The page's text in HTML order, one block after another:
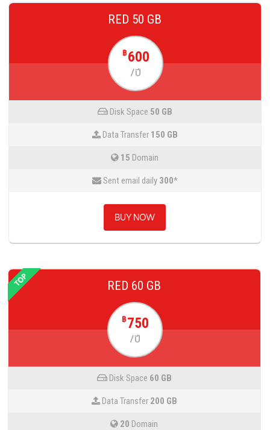
RED 50 GB
฿ 600
/ปี
Disk Space 50 GB
Data Transfer 150 GB
15 Domain
Sent email daily 300*
BUY NOW
RED 60 GB
฿ 750
/ปี
Disk Space 60 GB
Data Transfer 200 GB
20 Domain